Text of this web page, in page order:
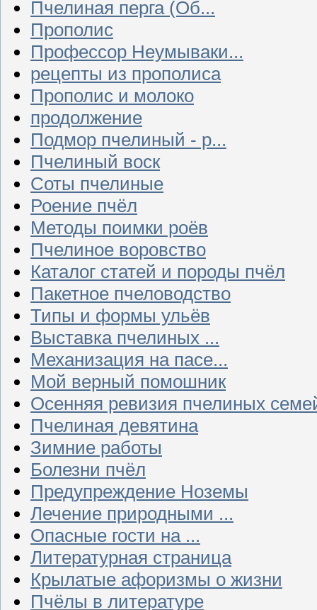
Пчелиная перга (Об...
Прополис
Профессор Неумываки...
рецепты из прополиса
Прополис и молоко
продолжение
Подмор пчелиный - р...
Пчелиный воск
Соты пчелиные
Роение пчёл
Методы поимки роёв
Пчелиное воровство
Каталог статей и породы пчёл
Пакетное пчеловодство
Типы и формы ульёв
Выставка пчелиных ...
Механизация на пасе...
Мой верный помошник
Осенняя ревизия пчелиных
Пчелиная девятина
Зимние работы
Болезни пчёл
Предупреждение Ноземы
Лечение природными ...
Опасные гости на ...
Литературная страница
Крылатые афоризмы о жизни
Пчёлы в литературе